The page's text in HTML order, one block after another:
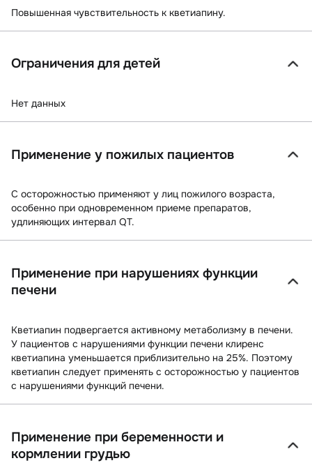
Повышенная чувствительность к кветиапину.
Ограничения для детей
Нет данных
Применение у пожилых пациентов
С осторожностью применяют у лиц пожилого возраста,
особенно при одновременном приеме препаратов,
удлиняющих интервал QT.
Применение при нарушениях функции
печени
Кветиапин подвергается активному метаболизму в печени.
У пациентов с нарушениями функции печени клиренс
кветиапина уменьшается приблизительно на 25%. Поэтому
кветиапин следует применять с осторожностью у пациентов
с нарушениями функций печени.
Применение при беременности и
кормлении грудью